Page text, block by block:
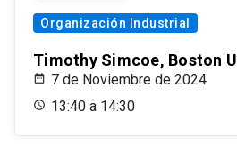
Organización Industrial
Timothy Simcoe, Boston
7 de Noviembre de 2024
13:40 a 14:30